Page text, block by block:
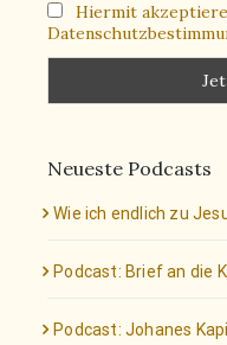
Hiermit
Neueste Podcasts
Wie ich endlich zu
Podcast: Brief an die
Podcast: Johanes